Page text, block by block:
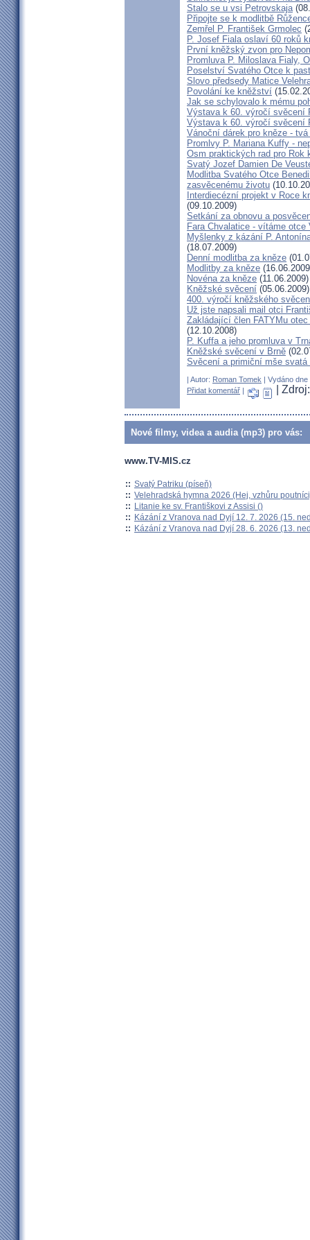
Stalo se u vsi Petrovskaja
Připojte se k modlitbě
Zemřel P. František Grmolec
P. Josef Fiala oslaví 60 roků
První kněžský zvon pro
Promluva P. Miloslava Fialy,
Poselství Svatého Otce k
Slovo předsedy Matice
Povolání ke kněžství
Jak se schylovalo k mému
Výstava k 60. výročí svěcení
Výstava k 60. výročí svěcení
Vánoční dárek pro kněze - tvá
Promlvy P. Mariana Kuffy -
Osm praktických rad pro Rok
Svatý Jozef Damien De
Modlitba Svatého Otce
zasvěcenému životu
Interdiecézní projekt v Roce
(09.10.2009)
Setkání za obnovu a
Fara Chvalatice - vítáme otce
Myšlenky z kázání P.
(18.07.2009)
Denní modlitba za kněze
Modlitby za kněze
Novéna za kněze (11.06.2009)
Kněžské svěcení (05.06.2009)
400. výročí kněžského
Už jste napsali mail otci
Zakládající člen FATYMu
(12.10.2008)
P. Kuffa a jeho promluva v
Kněžské svěcení v Brně
Svěcení a primiční mše
| Autor: Roman Tomek | Vydáno
Přidat komentář | |
Nové filmy, videa a audia (mp3) pro vás:
www.TV-MIS.cz
:: Svatý Patriku (píseň)
:: Velehradská hymna 2026 (Hej, vzhůru
:: Litanie ke sv. Františkovi z Assisi ()
:: Kázání z Vranova nad Dyjí 12. 7. 2026 (15.
:: Kázání z Vranova nad Dyjí 28. 6. 2026 (13.